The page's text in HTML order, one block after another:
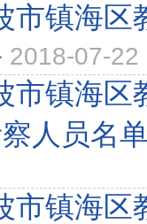
市镇海区
2018-07-22
市镇海区
人员名
市镇海区